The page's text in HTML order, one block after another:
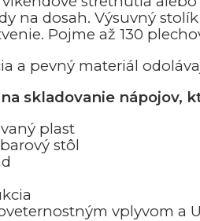
na dosah. Výsuvný
Pojme až 130
a pevný materiál
skladovanie nápojov,
plast
stôl
vplyvom a